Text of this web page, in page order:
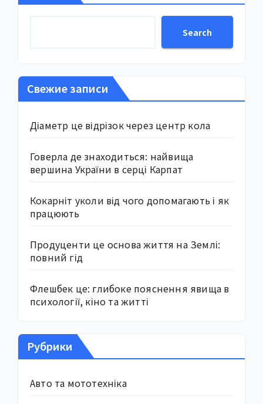
Search
Свежие записи
Діаметр це відрізок через центр кола
Говерла де знаходиться: найвища
вершина України в серці Карпат
Кокарніт уколи від чого допомагають і як
працюють
Продуценти це основа життя на Землі:
повний гід
Флешбек це: глибоке пояснення явища в
психології, кіно та житті
Рубрики
Авто та мототехніка